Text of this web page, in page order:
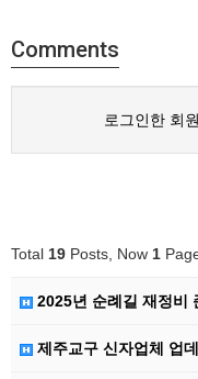
Comments
로그인한 회
Total 19 Posts, Now 1
2025년 순례길 재정비
제주교구 신자업체 업